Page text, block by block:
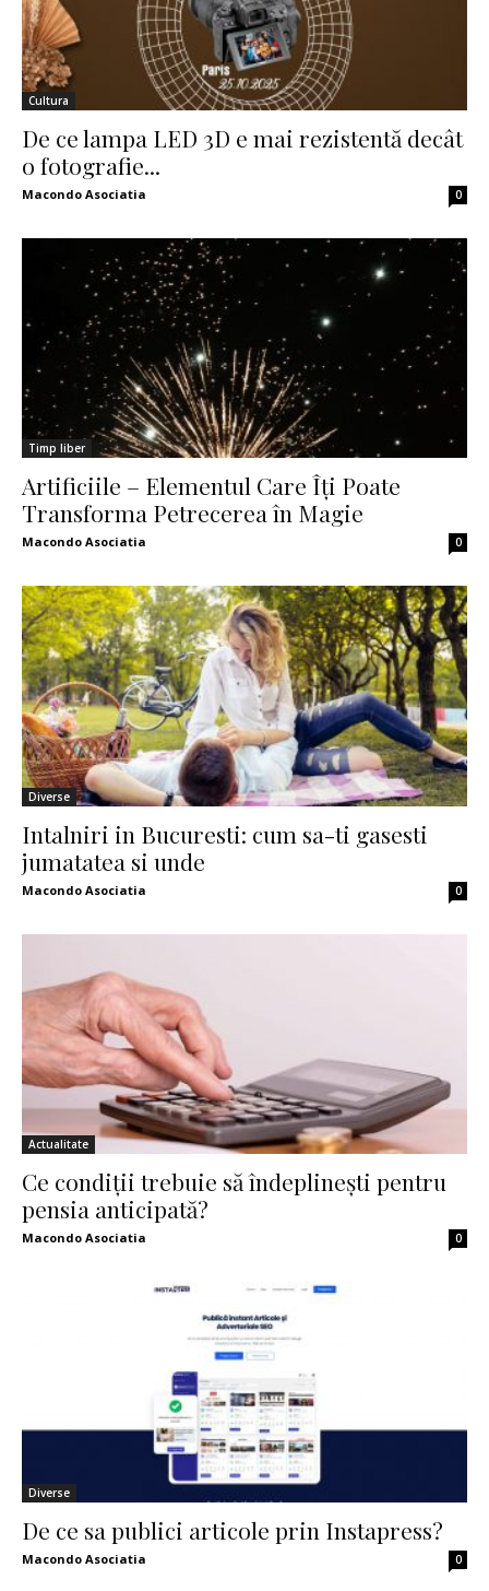
Cultura
De ce lampa LED 3D e mai rezistentă decât
o fotografie...
Macondo Asociatia 0
Timp liber
Artificiile – Elementul Care Îți Poate
Transforma Petrecerea în Magie
Macondo Asociatia 0
Diverse
Intalniri in Bucuresti: cum sa-ti gasesti
jumatatea si unde
Macondo Asociatia 0
Actualitate
Ce condiții trebuie să îndeplinești pentru
pensia anticipată?
Macondo Asociatia 0
Diverse
De ce sa publici articole prin Instapress?
Macondo Asociatia 0